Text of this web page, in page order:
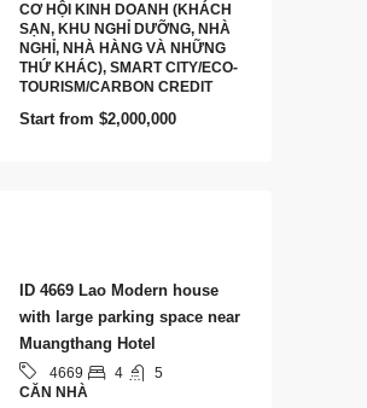
CƠ HỘI KINH DOANH (KHÁCH
SẠN, KHU NGHỈ DƯỠNG, NHÀ
NGHỈ, NHÀ HÀNG VÀ NHỮNG
THỨ KHÁC), SMART CITY/ECO-
TOURISM/CARBON CREDIT
Start from $2,000,000
ID 4669 Lao Modern house
with large parking space near
Muangthang Hotel
4669 4
5
CĂN NHÀ